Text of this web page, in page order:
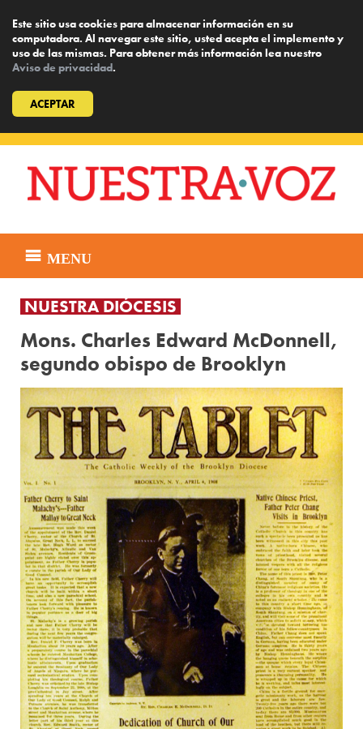
Este sitio usa cookies para almacenar información en su
computadora. Al navegar este sitio, usted acepta el implemento y
uso de las mismas. Para obtener más información lea nuestro
Aviso de privacidad.
ACEPTAR
content
MENU
NUESTRA DIÓCESIS
Mons. Charles Edward McDonnell,
segundo obispo de Brooklyn